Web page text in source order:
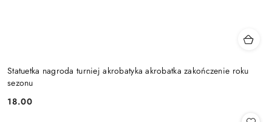
Statuetka nagroda turniej akrobatyka akrobatka zakończenie roku
sezonu
Cena:
18.00